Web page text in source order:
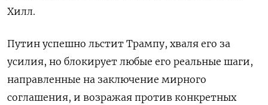
Хилл.
Путин успешно льстит Трампу, хваля его за
усилия, но блокирует любые его реальные шаги,
направленные на заключение мирного
соглашения, и возражая против конкретных